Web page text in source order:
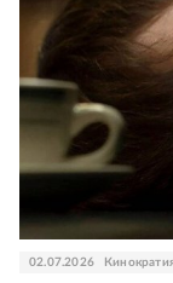
02.07.2026